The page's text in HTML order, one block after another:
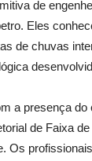
de
Eles
de chuvas
a presença do
de Faixa
Os